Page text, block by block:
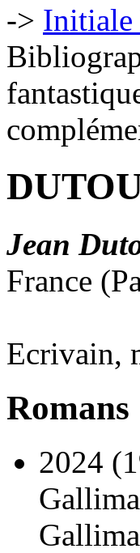
Initiale
Jean
France
Ecrivain,
Romans
2024